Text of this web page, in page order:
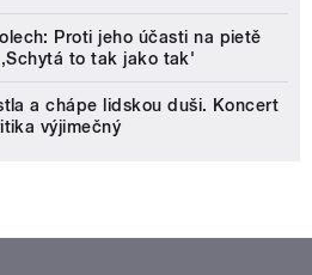
Proti jeho účasti na pietě
to tak jako tak'
a chápe lidskou duši. Koncert
výjimečný